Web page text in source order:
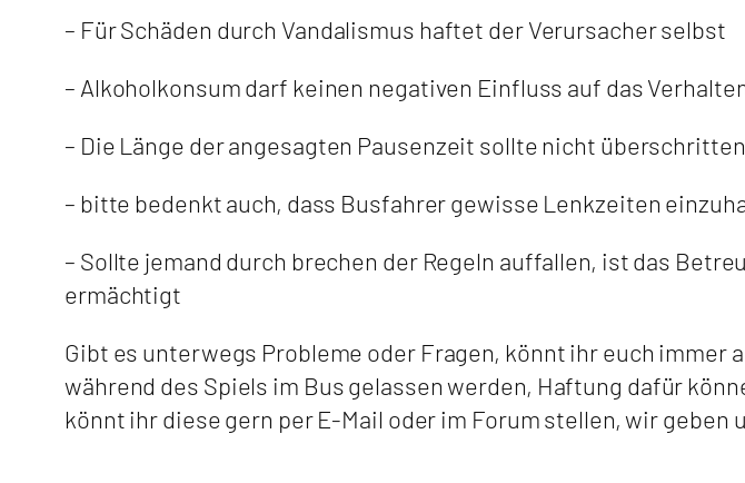
– Für Schäden durch Vandalismus haftet der Verursacher selbst
– Alkoholkonsum darf keinen negativen Einfluss auf das
– Die Länge der angesagten Pausenzeit sollte nicht
– bitte bedenkt auch, dass Busfahrer gewisse Lenkzeiten
– Sollte jemand durch brechen der Regeln auffallen, ist das
ermächtigt
Gibt es unterwegs Probleme oder Fragen, könnt ihr euch immer
während des Spiels im Bus gelassen werden, Haftung dafür
könnt ihr diese gern per E-Mail oder im Forum stellen, wir